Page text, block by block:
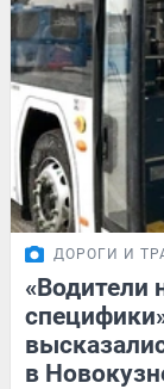
ДОРОГИ И
«Водители
в